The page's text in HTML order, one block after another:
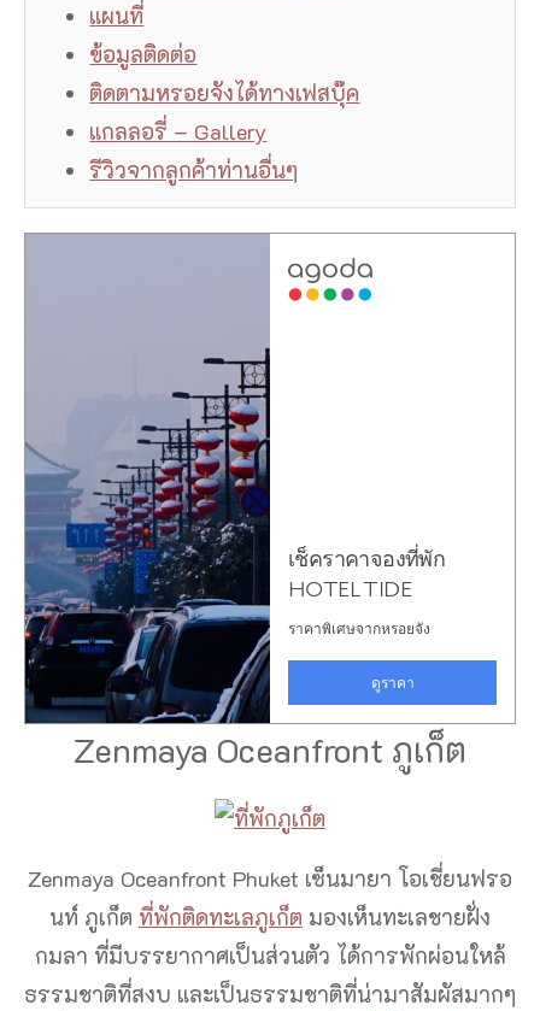
แผนที่
ข้อมูลติดต่อ
ติดตามหรอยจังได้ทางเฟสบุ๊ค
แกลลอรี่ – Gallery
รีวิวจากลูกค้าท่านอื่นๆ
Zenmaya Oceanfront ภูเก็ต
Zenmaya Oceanfront Phuket เซ็นมายา โอเชี่ยนฟรอ
นท์ ภูเก็ต ที่พักติดทะเลภูเก็ต มองเห็นทะเลชายฝั่ง
กมลา ที่มีบรรยากาศเป็นส่วนตัว ได้การพักผ่อนใหล้
ธรรมชาติที่สงบ และเป็นธรรมชาติที่น่ามาสัมผัสมากๆ